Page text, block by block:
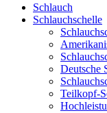
Schlauch
Schlauchschelle
Deutsche
Teilkopf-